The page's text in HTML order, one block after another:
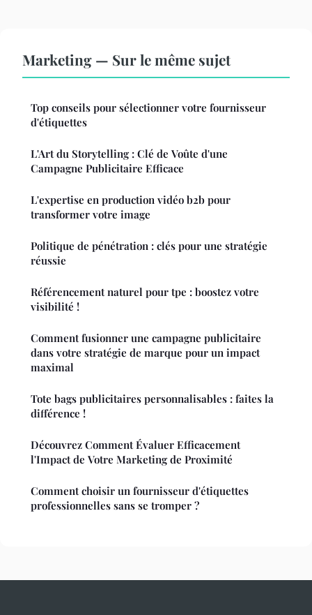
Marketing — Sur le même sujet
Top conseils pour sélectionner votre fournisseur
d'étiquettes
L'Art du Storytelling : Clé de Voûte d'une
Campagne Publicitaire Efficace
L'expertise en production vidéo b2b pour
transformer votre image
Politique de pénétration : clés pour une stratégie
réussie
Référencement naturel pour tpe : boostez votre
visibilité !
Comment fusionner une campagne publicitaire
dans votre stratégie de marque pour un impact
maximal
Tote bags publicitaires personnalisables : faites la
différence !
Découvrez Comment Évaluer Efficacement
l'Impact de Votre Marketing de Proximité
Comment choisir un fournisseur d'étiquettes
professionnelles sans se tromper ?